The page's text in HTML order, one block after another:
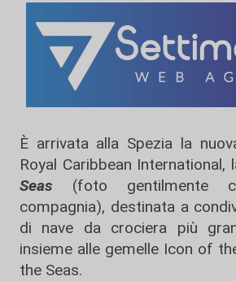
È arrivata alla Spezia la
Royal Caribbean International,
Seas (foto gentilmente
compagnia), destinata a
di nave da crociera più
insieme alle gemelle Icon of
the Seas.